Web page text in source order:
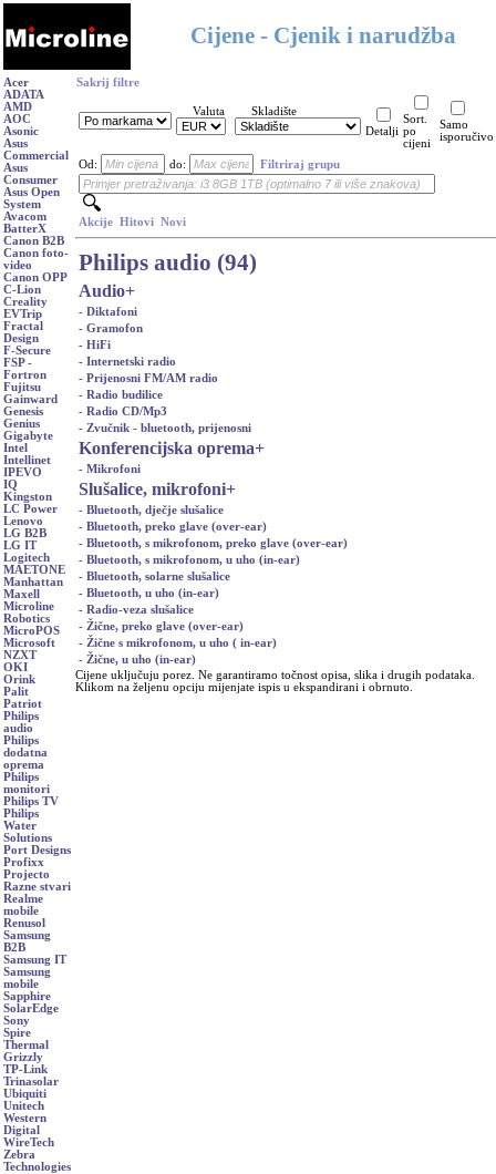
Cijene - Cjenik i narudžba
Acer
ADATA
AMD
AOC
Asonic
Asus
Commercial
Asus
Consumer
Asus Open
System
Avacom
BatterX
Canon B2B
Canon foto-
video
Canon OPP
C-Lion
Creality
EVTrip
Fractal
Design
F-Secure
FSP -
Fortron
Fujitsu
Gainward
Genesis
Genius
Gigabyte
Intel
Intellinet
IPEVO
IQ
Kingston
LC Power
Lenovo
LG B2B
LG IT
Logitech
MAETONE
Manhattan
Maxell
Microline
Robotics
MicroPOS
Microsoft
NZXT
OKI
Orink
Palit
Patriot
Philips
audio
Philips
dodatna
oprema
Philips
monitori
Philips TV
Philips
Water
Solutions
Port Designs
Profixx
Projecto
Razne stvari
Realme
mobile
Renusol
Samsung
B2B
Samsung IT
Samsung
mobile
Sapphire
SolarEdge
Sony
Spire
Thermal
Grizzly
TP-Link
Trinasolar
Ubiquiti
Unitech
Western
Digital
WireTech
Zebra
Technologies
Sakrij filtre
Valuta
Skladište
Detalji
Sort.
po
cijeni
Samo
isporučivo
Od: do: Filtriraj grupu
Akcije Hitovi Novi
Philips audio (94)
Audio+
- Diktafoni
- Gramofon
- HiFi
- Internetski radio
- Prijenosni FM/AM radio
- Radio budilice
- Radio CD/Mp3
- Zvučnik - bluetooth, prijenosni
Konferencijska oprema+
- Mikrofoni
Slušalice, mikrofoni+
- Bluetooth, dječje slušalice
- Bluetooth, preko glave (over-ear)
- Bluetooth, s mikrofonom, preko glave (over-ear)
- Bluetooth, s mikrofonom, u uho (in-ear)
- Bluetooth, solarne slušalice
- Bluetooth, u uho (in-ear)
- Radio-veza slušalice
- Žične, preko glave (over-ear)
- Žične s mikrofonom, u uho ( in-ear)
- Žične, u uho (in-ear)
Cijene uključuju porez. Ne garantiramo točnost opisa, slika i drugih podataka.
Klikom na željenu opciju mijenjate ispis u ekspandirani i obrnuto.